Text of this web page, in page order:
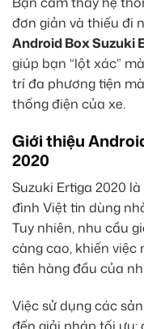
đơn giản và thiếu đi
Android Box Suzuki
giúp bạn “lột xác”
trí đa phương tiện
thống điện của xe.
Giới thiệu
2020
Suzuki Ertiga 2020
đình Việt tin dùng
Tuy nhiên, nhu cầu
càng cao, khiến
tiên hàng đầu của
Việc sử dụng các